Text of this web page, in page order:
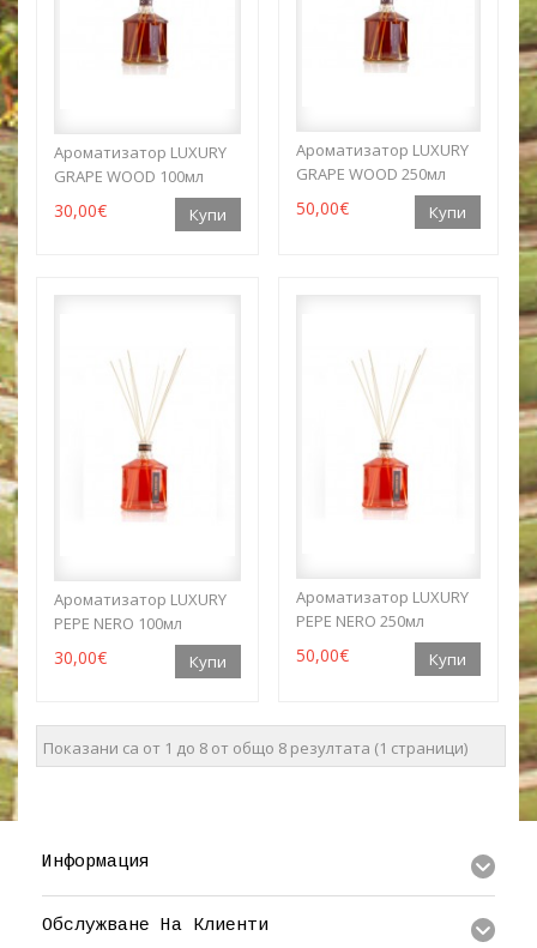
Ароматизатор LUXURY
GRAPE WOOD 100мл
30,00€
Ароматизатор LUXURY
GRAPE WOOD 250мл
50,00€
Ароматизатор LUXURY
PEPE NERO 100мл
30,00€
Ароматизатор LUXURY
PEPE NERO 250мл
50,00€
Показани са от 1 до 8 от общо 8 резултата (1 страници)
Информация
Обслужване На Клиенти